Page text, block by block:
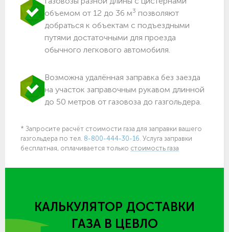
объемом от 12 до 36 м3 позволяют
добраться к объектам c подъездными
путями достаточными для проезда
обычного легкового автомобиля.
Возможна удалённая заправка без заезда
на участок заправочным рукавом длинной
до 50 метров от газовоза до газгольдера.
* Запросите расчёт стоимости газа для заправки вашего
газгольдера по тел. 8-800-444-30-16. Услуга заправки
бесплатная, оплачивается только стоимость газа
КАЛЬКУЛЯТОР ДОСТАВКИ
ГАЗА В ЦЕВЛО